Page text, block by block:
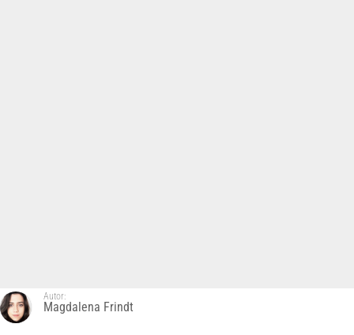
Autor:
Magdalena Frindt